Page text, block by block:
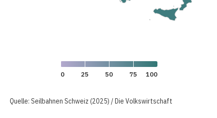
0 25 50 75 100
Quelle: Seilbahnen Schweiz (2025) / Die Volkswirtschaft